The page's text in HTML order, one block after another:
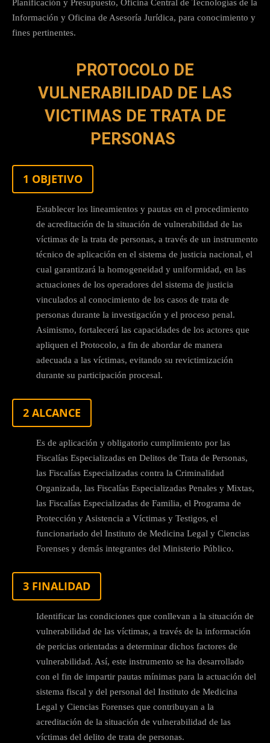
Planificación y Presupuesto, Oficina Central de Tecnologías de la
Información y Oficina de Asesoría Jurídica, para conocimiento y
fines pertinentes.
PROTOCOLO DE
VULNERABILIDAD DE LAS
VICTIMAS DE TRATA DE
PERSONAS
1 OBJETIVO
Establecer los lineamientos y pautas en el procedimiento
de acreditación de la situación de vulnerabilidad de las
víctimas de la trata de personas, a través de un instrumento
técnico de aplicación en el sistema de justicia nacional, el
cual garantizará la homogeneidad y uniformidad, en las
actuaciones de los operadores del sistema de justicia
vinculados al conocimiento de los casos de trata de
personas durante la investigación y el proceso penal.
Asimismo, fortalecerá las capacidades de los actores que
apliquen el Protocolo, a fin de abordar de manera
adecuada a las víctimas, evitando su revictimización
durante su participación procesal.
2 ALCANCE
Es de aplicación y obligatorio cumplimiento por las
Fiscalías Especializadas en Delitos de Trata de Personas,
las Fiscalías Especializadas contra la Criminalidad
Organizada, las Fiscalías Especializadas Penales y Mixtas,
las Fiscalías Especializadas de Familia, el Programa de
Protección y Asistencia a Víctimas y Testigos, el
funcionariado del Instituto de Medicina Legal y Ciencias
Forenses y demás integrantes del Ministerio Público.
3 FINALIDAD
Identificar las condiciones que conllevan a la situación de
vulnerabilidad de las víctimas, a través de la información
de pericias orientadas a determinar dichos factores de
vulnerabilidad. Así, este instrumento se ha desarrollado
con el fin de impartir pautas mínimas para la actuación del
sistema fiscal y del personal del Instituto de Medicina
Legal y Ciencias Forenses que contribuyan a la
acreditación de la situación de vulnerabilidad de las
víctimas del delito de trata de personas.